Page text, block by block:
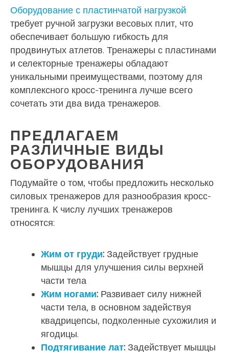
Оборудование с пластинчатой нагрузкой
требует ручной загрузки весовых плит, что
обеспечивает большую гибкость для
продвинутых атлетов. Тренажеры с пластинами
и селекторные тренажеры обладают
уникальными преимуществами, поэтому для
комплексного кросс-тренинга лучше всего
сочетать эти два вида тренажеров.
ПРЕДЛАГАЕМ
РАЗЛИЧНЫЕ ВИДЫ
ОБОРУДОВАНИЯ
Подумайте о том, чтобы предложить несколько
силовых тренажеров для разнообразия кросс-
тренинга. К числу лучших тренажеров
относятся:
Жим от груди: Задействует грудные
мышцы для улучшения силы верхней
части тела
Жим ногами: Развивает силу нижней
части тела, в основном задействуя
квадрицепсы, подколенные сухожилия и
ягодицы.
Подтягивание лат: Задействует мышцы